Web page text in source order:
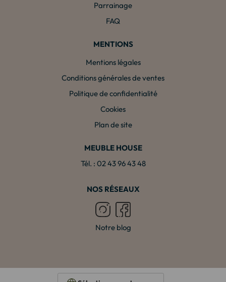
Parrainage
FAQ
MENTIONS
Mentions légales
Conditions générales de ventes
Politique de confidentialité
Cookies
Plan de site
MEUBLE HOUSE
Tél. : 02 43 96 43 48
NOS RÉSEAUX
Notre blog